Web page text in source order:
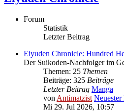
Forum
Statistik
Letzter Beitrag
Eiyuden Chronicle: Hundred
Der Suikoden-Nachfolger im
Themen: 25 Themen
Beiträge: 325 Beiträge
Letzter Beitrag Manga
von Antimatzist Neuester
Mi 29. Jul 2026, 10:57